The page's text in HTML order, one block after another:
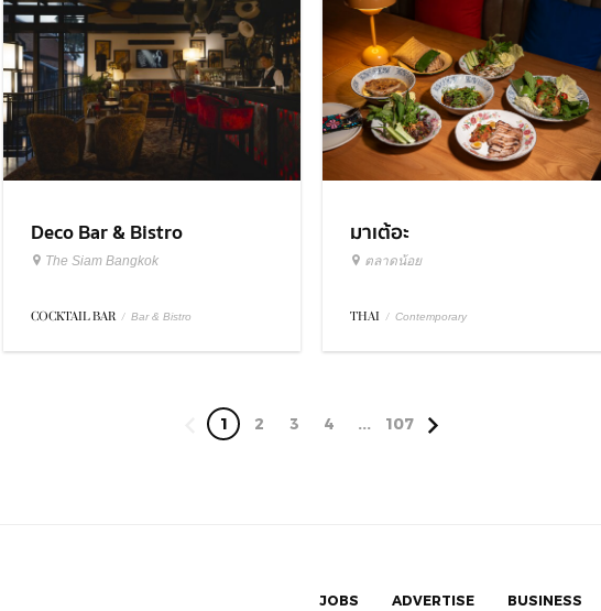
Deco Bar & Bistro
The Siam Bangkok
COCKTAIL BAR / Bar & Bistro
มาเต้อะ
ตลาดน้อย
THAI / Contemporary
1 2 3 4 ... 107
JOBS ADVERTISE BUSINESS